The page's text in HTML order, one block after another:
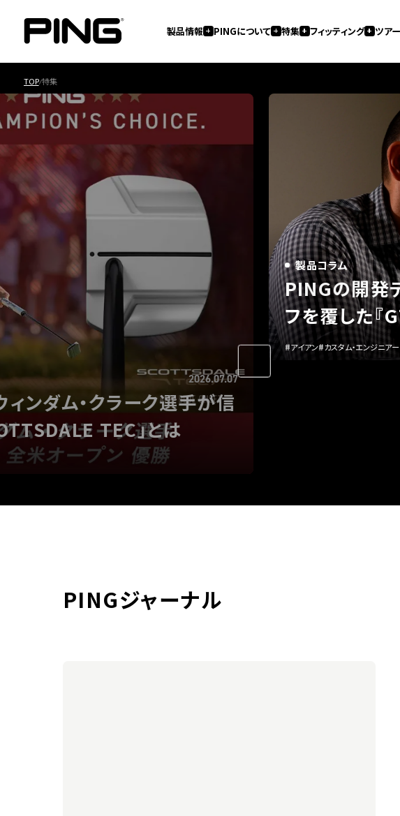
製品情報 PINGについて 特集 フィッティング ツア
TOP 特集
クターが語る トレードオ
』の覚醒。
製品コラム
10K以上な
MOIと飛び重
#ドライバー#カスタム・エンジニア
PINGジャーナル